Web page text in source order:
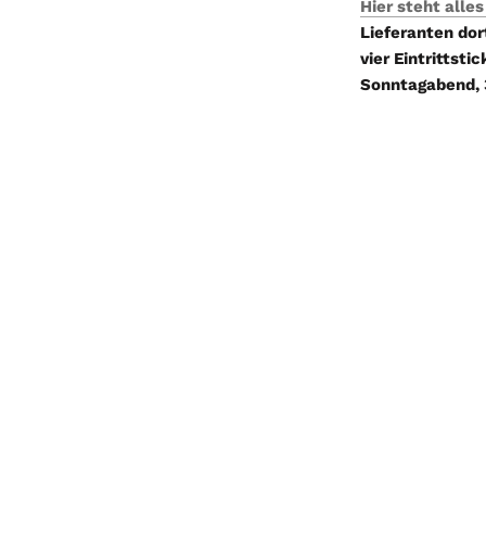
Hier steht alles
Lieferanten
vier
Sonntagabend,